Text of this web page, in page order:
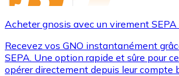
Acheter gnosis avec un virement
Recevez vos GNO instantanément
SEPA. Une option rapide et sûre pour
opérer directement depuis leur compte